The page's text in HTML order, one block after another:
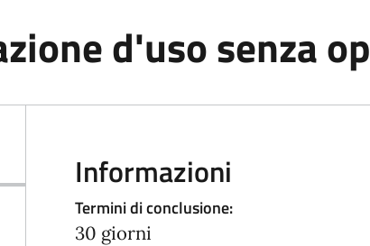
d'uso senza
Informazioni
Termini di conclusione:
30 giorni